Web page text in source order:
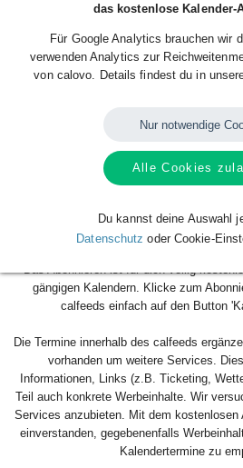
oder Desktop-PC integrieren? Kein
Das Beste daran: sobald neue
dem kostenlosen Abonnieren nie wieder
und mühsam einzutragen gehört also der
Das Abonnieren ist für dich völlig
gängigen Kalendern. Klicke zum
calfeeds einfach auf den Button
Die Termine innerhalb des calfeeds
vorhanden um weitere Services.
Informationen, Links (z.B. Ticketing,
Teil auch konkrete Werbeinhalte. Wir
Services anzubieten. Mit dem kostenlosen
einverstanden, gegebenenfalls
Kalendertermine zu
das kostenlose Kalender-
Für Google Analytics brauchen wir
verwenden Analytics zur
von calovo. Details findest du in
Nur notwendige
Alle Cookies
Du kannst deine Auswahl
Datenschutz oder Cookie-